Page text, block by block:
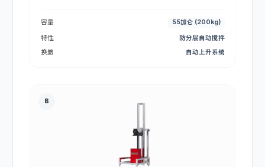
容量 55加仑 (200kg)
特性
防分层自动搅拌
换盖
自动上升系统
B